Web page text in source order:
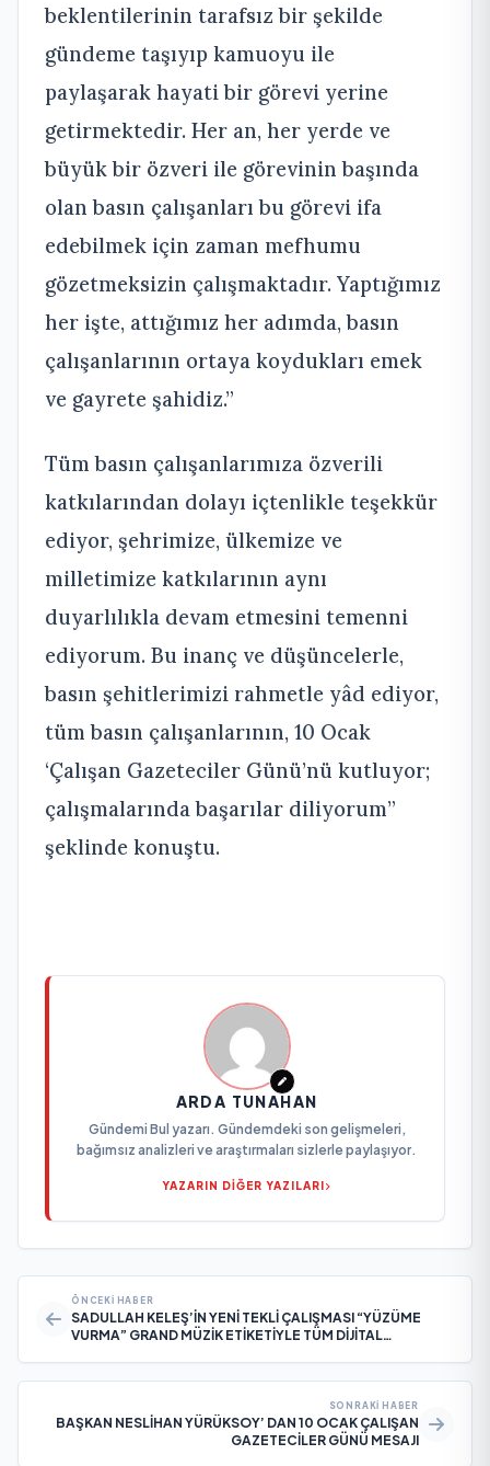
beklentilerinin tarafsız bir şekilde
gündeme taşıyıp kamuoyu ile
paylaşarak hayati bir görevi yerine
getirmektedir. Her an, her yerde ve
büyük bir özveri ile görevinin başında
olan basın çalışanları bu görevi ifa
edebilmek için zaman mefhumu
gözetmeksizin çalışmaktadır. Yaptığımız
her işte, attığımız her adımda, basın
çalışanlarının ortaya koydukları emek
ve gayrete şahidiz.”
Tüm basın çalışanlarımıza özverili
katkılarından dolayı içtenlikle teşekkür
ediyor, şehrimize, ülkemize ve
milletimize katkılarının aynı
duyarlılıkla devam etmesini temenni
ediyorum. Bu inanç ve düşüncelerle,
basın şehitlerimizi rahmetle yâd ediyor,
tüm basın çalışanlarının, 10 Ocak
‘Çalışan Gazeteciler Günü’nü kutluyor;
çalışmalarında başarılar diliyorum”
şeklinde konuştu.
ARDA TUNAHAN
Gündemi Bul yazarı. Gündemdeki son gelişmeleri,
bağımsız analizleri ve araştırmaları sizlerle paylaşıyor.
YAZARIN DİĞER YAZILARI
ÖNCEKI HABER
SADULLAH KELEŞ’İN YENİ TEKLİ ÇALIŞMASI “YÜZÜME
VURMA” GRAND MÜZİK ETİKETİYLE TÜM DİJİTAL
SONRAKI HABER
BAŞKAN NESLİHAN YÜRÜKSOY’ DAN 10 OCAK ÇALIŞAN
GAZETECİLER GÜNÜ MESAJI